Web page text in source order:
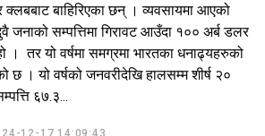
बाहिरिएका छन् । व्यवसायमा आएको
जनाको सम्पत्तिमा गिरावट आउँदा १०० अर्ब डलर
। तर यो वर्षमा समग्रमा भारतका धनाढ्यहरुको
छ । यो वर्षको जनवरीदेखि हालसम्म शीर्ष २०
६७.३...
12-17 14:09:43